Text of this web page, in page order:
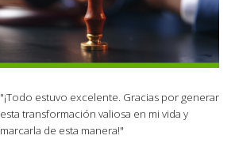
"¡Todo estuvo excelente. Gracias por generar
esta transformación valiosa en mi vida y
marcarla de esta manera!"